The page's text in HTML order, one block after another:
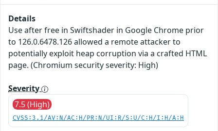
Details
Use after free in Swiftshader in Google Chrome prior
to 126.0.6478.126 allowed a remote attacker to
potentially exploit heap corruption via a crafted HTML
page. (Chromium security severity: High)
Severity
7.5 (High)
CVSS:3.1/AV:N/AC:H/PR:N/UI:R/S:U/C:H/I:H/A:H